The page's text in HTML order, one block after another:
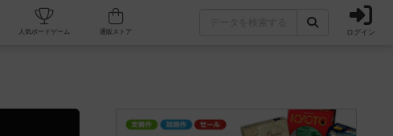
カフェ/店舗 人気ボードゲーム ログイン